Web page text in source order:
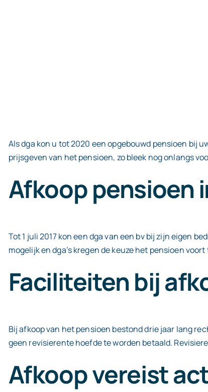
Als dga kon u tot 2020 een opgebouwd pensioen bij
prijsgeven van het pensioen, zo bleek nog onlangs
Afkoop pensioen
Tot 1 juli 2017 kon een dga van een bv bij zijn eigen
mogelijk en dga’s kregen de keuze het pensioen
Faciliteiten bij
Bij afkoop van het pensioen bestond drie jaar lang
geen revisierente hoefde te worden betaald.
Afkoop vereist